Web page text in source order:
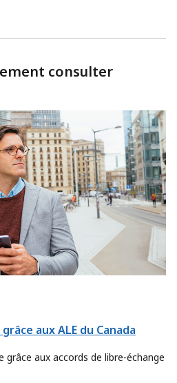
consulter
aux ALE du Canada
aux accords de libre-échange